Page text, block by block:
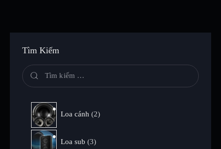
Tìm Kiếm
Loa cánh 2
Loa sub 3